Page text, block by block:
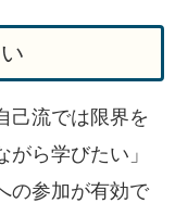
己流では限界を
ら学びたい」
の参加が有効で